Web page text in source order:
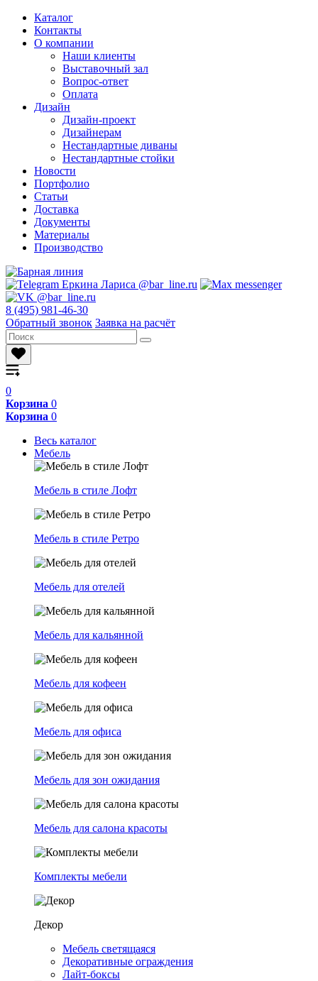
Каталог
Контакты
О компании
Наши клиенты
Выставочный зал
Вопрос-ответ
Оплата
Дизайн
Дизайн-проект
Дизайнерам
Нестандартные диваны
Нестандартные стойки
Новости
Портфолио
Статьи
Доставка
Документы
Материалы
Производство
8 (495) 981-46-30
Обратный звонок Заявка на расчёт
0
Корзина 0
Корзина 0
Весь каталог
Мебель
Мебель в стиле Лофт
Мебель в стиле Ретро
Мебель для отелей
Мебель для кальянной
Мебель для кофеен
Мебель для офиса
Мебель для зон ожидания
Мебель для салона красоты
Комплекты мебели
Декор
Мебель светящаяся
Декоративные ограждения
Лайт-боксы